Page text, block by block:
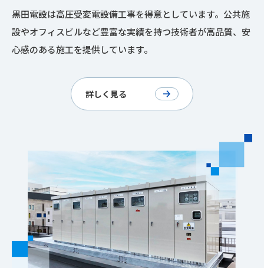
黒田電設は高圧受変電設備工事を得意としています。公共施
設やオフィスビルなど豊富な実績を持つ技術者が高品質、安
心感のある施工を提供しています。
詳しく見る